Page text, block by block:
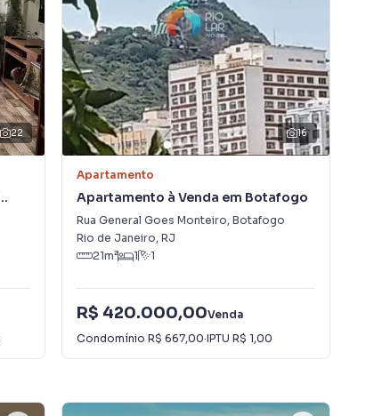
22 16
Apartamento
Apartamento à Venda em Botafogo
Rua General Goes Monteiro, Botafogo
Rio de Janeiro, RJ
21m² 1 1
R$ 420.000,00Venda
Condomínio R$ 667,00·IPTU R$ 1,00